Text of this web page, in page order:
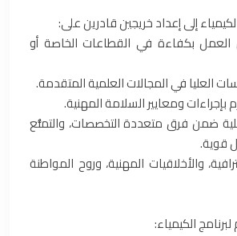
إلى إعداد خريجين قادرين على:
بكفاءة في القطاعات الخاصة أو
العليا في المجالات العلمية المتقدمة.
بإجراءات ومعايير السلامة المهنية.
ضمن فرق متعددة التخصصات، والتمتُّع
قوية.
والأخلاقيات المهنية، وروح المواطنة
الكيمياء: